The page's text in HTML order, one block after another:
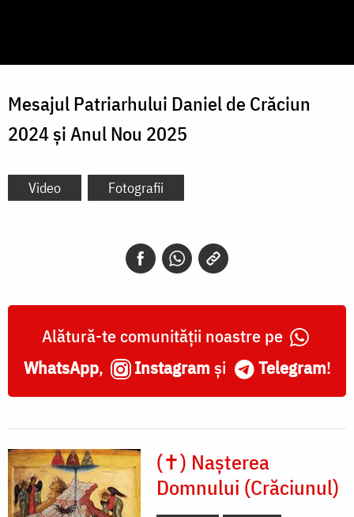
Mesajul Patriarhului Daniel de Crăciun
2024 și Anul Nou 2025
Video Fotografii
Alătură-te comunității noastre pe
WhatsApp, Instagram și Telegram!
(✝) Nașterea
Domnului (Crăciunul)